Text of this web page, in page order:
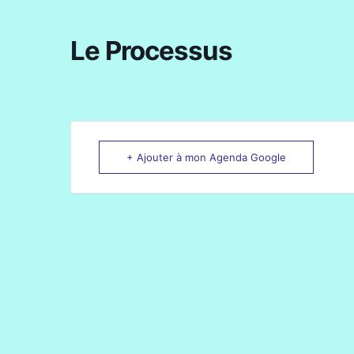
Le Processus
+ Ajouter à mon Agenda Google